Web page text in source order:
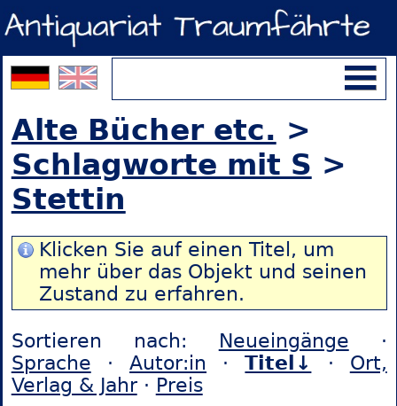
Alte Bücher etc. >
Schlagworte mit S >
Stettin
Klicken Sie auf einen Titel, um
mehr über das Objekt und seinen
Zustand zu erfahren.
Sortieren nach: Neueingänge ·
Sprache ·Autor:in ·Titel↓ · Ort,
Verlag & Jahr· Preis